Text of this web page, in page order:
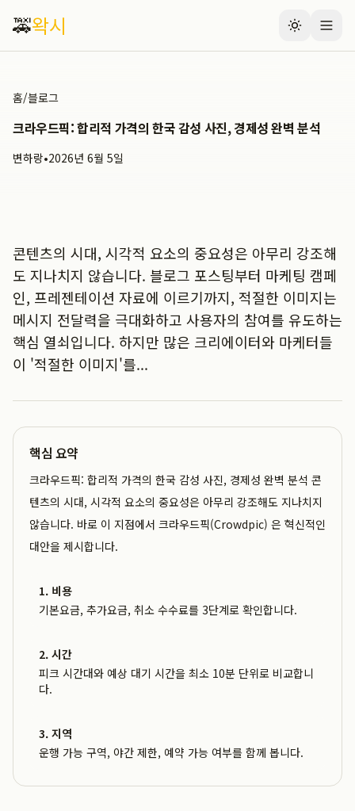
🚕왁시
홈/블로그
크라우드픽: 합리적 가격의 한국 감성 사진, 경제성 완벽 분석
변하랑•2026년 6월 5일
콘텐츠의 시대, 시각적 요소의 중요성은 아무리 강조해
도 지나치지 않습니다. 블로그 포스팅부터 마케팅 캠페
인, 프레젠테이션 자료에 이르기까지, 적절한 이미지는
메시지 전달력을 극대화하고 사용자의 참여를 유도하는
핵심 열쇠입니다. 하지만 많은 크리에이터와 마케터들
이 '적절한 이미지'를...
핵심 요약
크라우드픽: 합리적 가격의 한국 감성 사진, 경제성 완벽 분석 콘
텐츠의 시대, 시각적 요소의 중요성은 아무리 강조해도 지나치지
않습니다. 바로 이 지점에서 크라우드픽(Crowdpic) 은 혁신적인
대안을 제시합니다.
1. 비용
기본요금, 추가요금, 취소 수수료를 3단계로 확인합니다.
2. 시간
피크 시간대와 예상 대기 시간을 최소 10분 단위로 비교합니
다.
3. 지역
운행 가능 구역, 야간 제한, 예약 가능 여부를 함께 봅니다.